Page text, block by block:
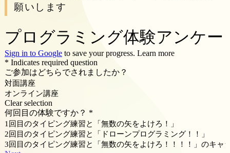
願いします